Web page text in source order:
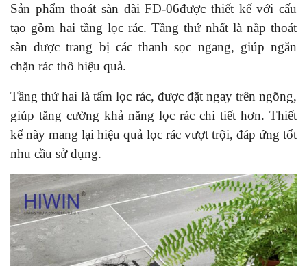
Sản phẩm thoát sàn dài FD-06được thiết kế với cấu
tạo gồm hai tầng lọc rác. Tầng thứ nhất là nắp thoát
sàn được trang bị các thanh sọc ngang, giúp ngăn
chặn rác thô hiệu quả.
Tầng thứ hai là tấm lọc rác, được đặt ngay trên ngõng,
giúp tăng cường khả năng lọc rác chi tiết hơn. Thiết
kế này mang lại hiệu quả lọc rác vượt trội, đáp ứng tốt
nhu cầu sử dụng.